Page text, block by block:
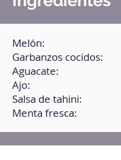
Melón:
Garbanzos cocidos:
Aguacate:
Ajo:
Salsa de tahini:
Menta fresca: